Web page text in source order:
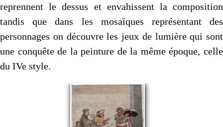
reprennent le dessus et envahissent la composition
tandis que dans les mosaïques représentant des
personnages on découvre les jeux de lumière qui sont
une conquête de la peinture de la même époque, celle
du IVe style.